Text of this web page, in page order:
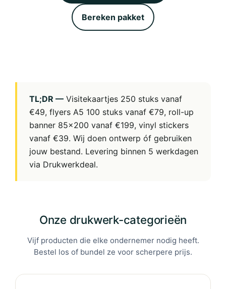
Bereken pakket
TL;DR — Visitekaartjes 250 stuks vanaf
€49, flyers A5 100 stuks vanaf €79, roll-up
banner 85×200 vanaf €199, vinyl stickers
vanaf €39. Wij doen ontwerp óf gebruiken
jouw bestand. Levering binnen 5 werkdagen
via Drukwerkdeal.
Onze drukwerk-categorieën
Vijf producten die elke ondernemer nodig heeft.
Bestel los of bundel ze voor scherpere prijs.